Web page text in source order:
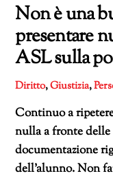
Non è una
presentare
ASL sulla
Diritto,Giustizia,
Continuo a
nulla a fronte
documentazione
dell’alunno. Non